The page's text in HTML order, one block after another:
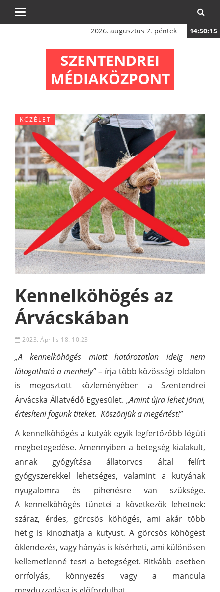
Toggle
2026. augusztus 7. péntek 14:50:16
SZENTENDREI
MÉDIAKÖZPONT
KÖZÉLET
Kennelköhögés az
Árvácskában
2023. Április 18. 10:23
„A kennelköhögés miatt határozatlan ideig nem
látogatható a menhely”– írja több közösségi oldalon
is megosztott közleményében a Szentendrei
Árvácska Állatvédő Egyesület. „Amint újra lehet jönni,
értesíteni fogunk titeket. Köszönjük a megértést!”
A kennelköhögés a kutyák egyik legfertőzőbb légúti
megbetegedése. Amennyiben a betegség kialakult,
annak gyógyítása állatorvos által felírt
gyógyszerekkel lehetséges, valamint a kutyának
nyugalomra és pihenésre van szüksége.
A kennelköhögés tünetei a következők lehetnek:
száraz, érdes, görcsös köhögés, ami akár több
hétig is kínozhatja a kutyust. A görcsös köhögést
öklendezés, vagy hányás is kísérheti, ami különösen
kellemetlenné teszi a betegséget. Ritkább esetben
orrfolyás, könnyezés vagy a mandula